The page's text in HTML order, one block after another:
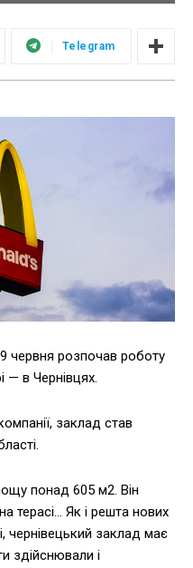
Telegram
червня розпочав роботу
— в Чернівцях.
заклад став
понад 605 м2. Він
терасі… Як і решта нових
чернівецький заклад має
здійснювали і